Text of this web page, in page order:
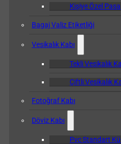
Kişiye Özel
Bagaj Valiz Etiketliği
Vesikalık Kabı
Tekli Vesikalık
Çiftli Vesikalık
Fotoğraf Kabı
Döviz Kabı
Pvc Standart